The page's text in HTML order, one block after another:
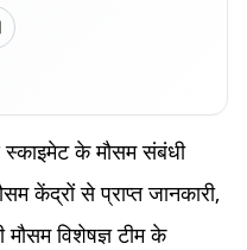
के मौसम संबंधी
केंद्रों से प्राप्त जानकारी,
विशेषज्ञ टीम के